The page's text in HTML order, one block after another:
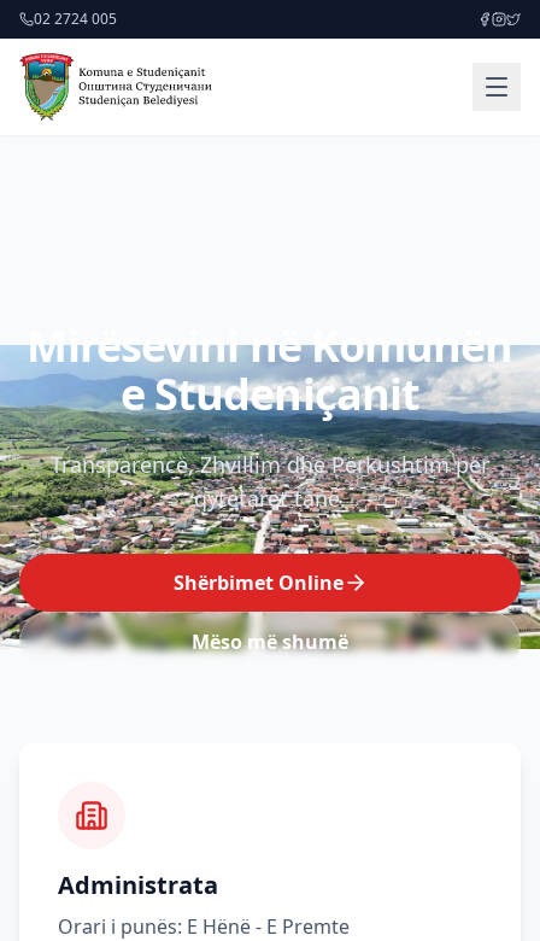
02 2724 005
Mirësevini në Komunën
e Studeniçanit
Transparencë, Zhvillim dhe Përkushtim për
qytetarët tanë.
Shërbimet Online
Mëso më shumë
Administrata
Orari i punës: E Hënë - E Premte